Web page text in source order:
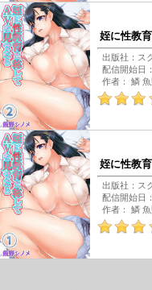
姪に性教
出版社：ス
配信開始日
作者： 鱗
姪に性教
出版社：ス
配信開始日
作者： 鱗